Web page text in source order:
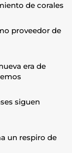
de corales
proveedor de
era de
siguen
un respiro de